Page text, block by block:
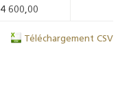
4 600,00
Téléchargement CSV